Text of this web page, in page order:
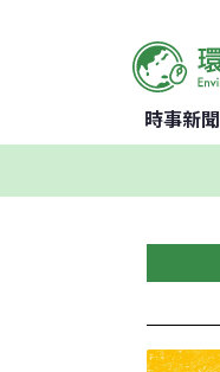
時事新聞